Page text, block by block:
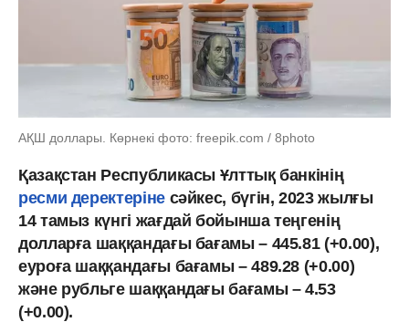
АҚШ доллары. Көрнекі фото: freepik.com / 8photo
Қазақстан Республикасы Ұлттық банкінің
ресми деректерінесәйкес, бүгін, 2023 жылғы
14 тамыз күнгі жағдай бойынша теңгенің
долларға шаққандағы бағамы – 445.81 (+0.00),
еуроға шаққандағы бағамы – 489.28 (+0.00)
және рубльге шаққандағы бағамы – 4.53
(+0.00).